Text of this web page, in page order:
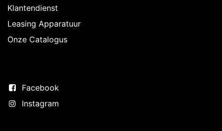
Klantendienst
Leasing Apparatuur
Onze Catalogus
Facebook
Instagram